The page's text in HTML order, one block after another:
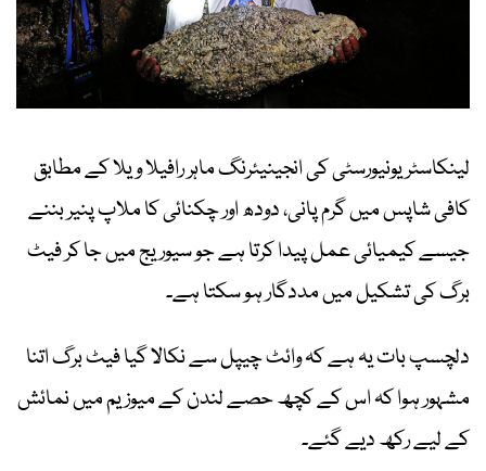
لینکاسٹر یونیورسٹی کی انجینیئرنگ ماہر رافیلا ویلا کے مطابق
کافی شاپس میں گرم پانی، دودھ اور چکنائی کا ملاپ پنیر بننے
جیسے کیمیائی عمل پیدا کرتا ہے جو سیوریج میں جا کر فیٹ
برگ کی تشکیل میں مددگار ہو سکتا ہے۔
دلچسپ بات یہ ہے کہ وائٹ چیپل سے نکالا گیا فیٹ برگ اتنا
مشہور ہوا کہ اس کے کچھ حصے لندن کے میوزیم میں نمائش
کے لیے رکھ دیے گئے۔